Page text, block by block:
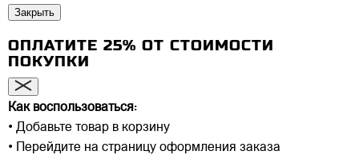
Закрыть
ОПЛАТИТЕ 25% ОТ СТОИМОСТИ
ПОКУПКИ
Как воспользоваться:
• Добавьте товар в корзину
• Перейдите на страницу оформления заказа